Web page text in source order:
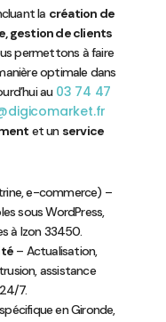
la création de
gestion de clients
permettons à faire
optimale dans
au 03 74 47
et un service
e-commerce) –
sous WordPress,
à Izon 33450.
– Actualisation,
assistance
7.
en Gironde,